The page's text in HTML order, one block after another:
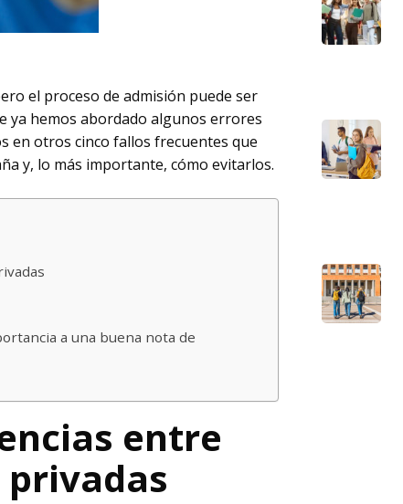
el proceso de admisión puede ser
ya hemos abordado algunos errores
en otros cinco fallos frecuentes que
y, lo más importante, cómo evitarlos.
a una buena nota de
entre